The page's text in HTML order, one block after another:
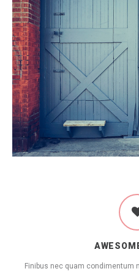
Finibus nec quam condimentum